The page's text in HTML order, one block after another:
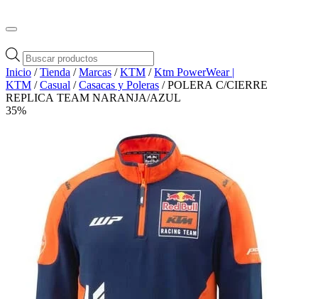
Búsqueda
de
productos
Inicio /Tienda /Marcas /KTM /Ktm PowerWear |
KTM /Casual /Casacas y Poleras / POLERA C/CIERRE
REPLICA TEAM NARANJA/AZUL
35%